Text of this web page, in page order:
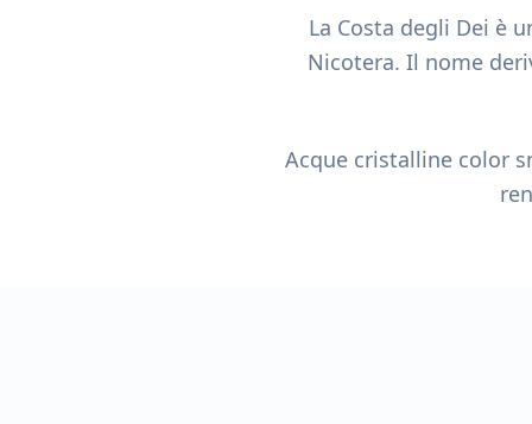
La Costa degli Dei è
Nicotera. Il nome
Acque cristalline color